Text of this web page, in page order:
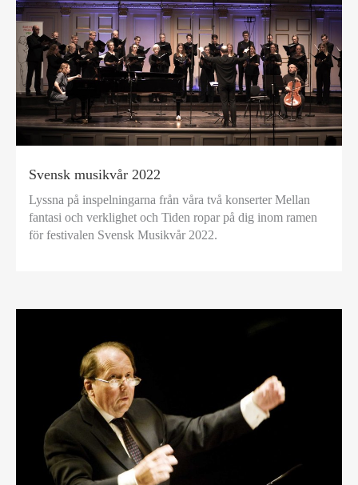
Svensk musikvår 2022
Lyssna på inspelningarna från våra två konserter Mellan
fantasi och verklighet och Tiden ropar på dig inom ramen
för festivalen Svensk Musikvår 2022.